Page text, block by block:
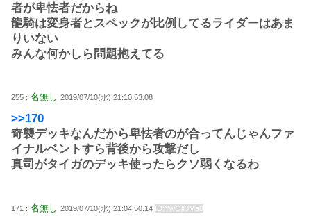
者が卑怯者だからね
龍騎は変身者とスペックが比例してるライダーはあま
りいない
みんな何かしら問題抱えてる
255 : 名無し 2019/07/10(水) 21:10:53.08
>>170
奇襲デッキなんだから卑怯者のが合ってんじゃんファ
イナルベントすら背後から攻撃だし
真司がタイガのデッキ使ったらクソ弱くなるわ
171 : 名無し 2019/07/10(水) 21:04:50.14 ID:YwOlf3Ma0